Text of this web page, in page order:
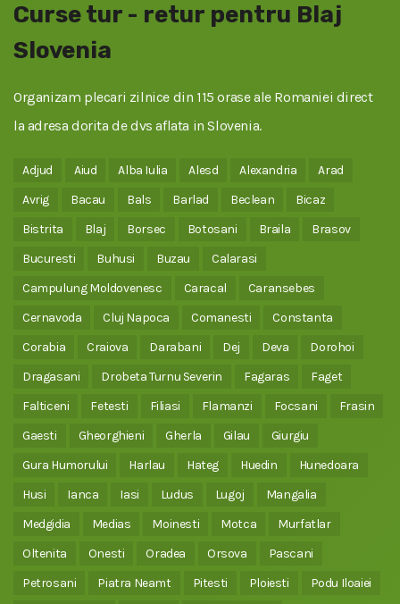
Curse tur - retur pentru Blaj
Slovenia
Organizam plecari zilnice din 115 orase ale Romaniei direct
la adresa dorita de dvs aflata in Slovenia.
Adjud Aiud Alba Iulia Alesd Alexandria
Arad
Avrig
Bacau Bals Barlad Beclean
Bicaz
Bistrita
Blaj Borsec Botosani Braila
Brasov
Bucuresti
Buhusi Buzau
Calarasi
Campulung Moldovenesc
Caracal
Caransebes
Cernavoda
Cluj Napoca Comanesti
Constanta
Corabia
Craiova Darabani Dej Deva
Dorohoi
Dragasani
Drobeta Turnu Severin Fagaras
Faget
Falticeni
Fetesti Filiasi Flamanzi Focsani
Frasin
Gaesti
Gheorghieni Gherla Gilau
Giurgiu
Gura Humorului
Harlau Hateg Huedin
Hunedoara
Husi
Ianca Iasi Ludus Lugoj
Mangalia
Medgidia
Medias Moinesti Motca
Murfatlar
Oltenita
Onesti Oradea Orsova
Pascani
Petrosani
Piatra Neamt Pitesti Ploiesti
Podu Iloaiei